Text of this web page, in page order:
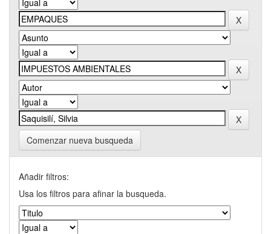
Comenzar nueva busqueda
Añadir filtros:
Usa los filtros para afinar la busqueda.